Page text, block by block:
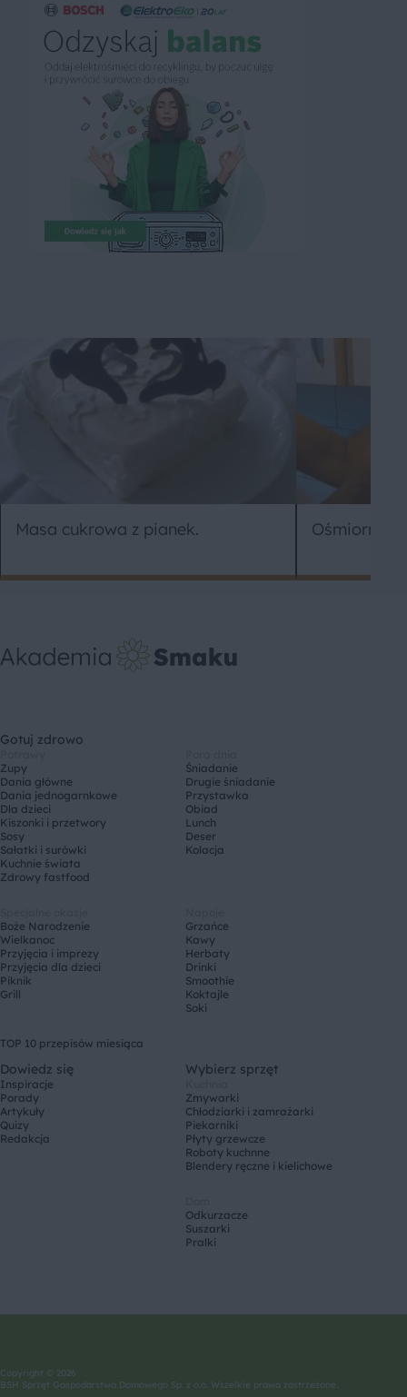
Masa cukrowa z pianek. Ośmiornica
Gotuj zdrowo
Zupy
Dania główne
Dania jednogarnkowe
Dla dzieci
Kiszonki i przetwory
Sosy
Sałatki i surówki
Kuchnie świata
Zdrowy fastfood
Śniadanie
Drugie śniadanie
Przystawka
Obiad
Lunch
Deser
Kolacja
Boże Narodzenie
Wielkanoc
Przyjęcia i imprezy
Przyjęcia dla dzieci
Piknik
Grill
Grzańce
Kawy
Herbaty
Drinki
Smoothie
Koktajle
Soki
TOP 10 przepisów miesiąca
Dowiedz się
Inspiracje
Porady
Artykuły
Quizy
Redakcja
Wybierz sprzęt
Zmywarki
Chłodziarki i zamrażarki
Piekarniki
Płyty grzewcze
Roboty kuchnne
Blendery ręczne i kielichowe
Odkurzacze
Suszarki
Pralki
Copyright © 2026
BSH Sprzęt Gospodarstwa Domowego Sp. z o.o. Wszelkie prawa zastrzeżone.